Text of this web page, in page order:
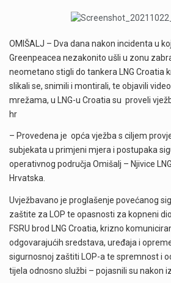
OMIŠALJ – Dva dana nakon incidenta u
Greenpeacea nezakonito ušli u zonu
neometano stigli do tankera LNG Croatia
slikali se, snimili i montirali, te objavili
mrežama, u LNG-u Croatia su proveli
hr
– Provedena je opća vježba s ciljem
subjekata u primjeni mjera i postupaka
operativnog područja Omišalj – Njivice
Hrvatska.
Uvježbavano je proglašenje povećanog
zaštite za LOP te opasnosti za kopneni
FSRU brod LNG Croatia, krizno
odgovarajućih sredstava, uređaja i
sigurnosnoj zaštiti LOP-a te spremnost i
tijela odnosno službi – pojasnili su nakon